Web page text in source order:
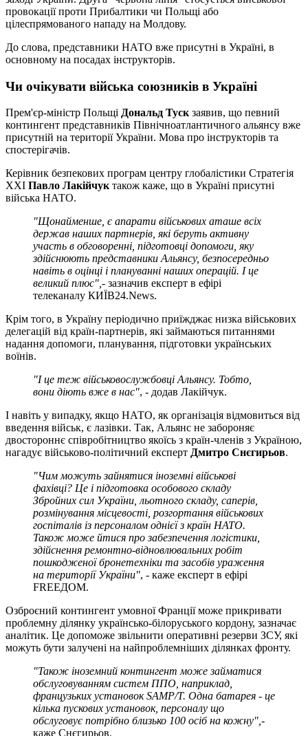
провокації проти Прибалтики чи Польщі або
цілеспрямованого нападу на Молдову.
До слова, представники НАТО вже присутні в Україні, в
основному на посадах інструкторів.
Чи очікувати війська союзників в Україні
Прем'єр-міністр Польщі Дональд Туск заявив, що певний
контингент представників Північноатлантичного альянсу вже
присутній на території України. Мова про інструкторів та
спостерігачів.
Керівник безпекових програм центру глобалістики Стратегія
ХХІ Павло Лакійчук також каже, що в Україні присутні
війська НАТО.
"Щонайменше, є апарати військових аташе всіх
держав наших партнерів, які беруть активну
участь в обговоренні, підготовці допомоги, яку
здійснюють представники Альянсу, безпосередньо
навіть в оцінці і плануванні наших операцій. І це
великий плюс", - зазначив експерт в ефірі
телеканалу КИЇВ24.News.
Крім того, в Україну періодично приїжджає низка військових
делегацій від країн-партнерів, які займаються питаннями
надання допомоги, планування, підготовки українських
воїнів.
"І це теж військовослужбовці Альянсу. Тобто,
вони діють вже в нас", - додав Лакійчук.
І навіть у випадку, якщо НАТО, як організація відмовиться від
введення військ, є лазівки. Так, Альянс не забороняє
двостороннє співробітництво якоїсь з країн-членів з Україною,
нагадує військово-політичний експерт Дмитро Снєгирьов.
"Чим можуть зайнятися іноземні військові
фахівці? Це і підготовка особового складу
Збройних сил України, льотного складу, саперів,
розмінування місцевості, розгортання військових
госпіталів із персоналом однієї з країн НАТО.
Також може йтися про забезпечення логістики,
здійснення ремонтно-відновлювальних робіт
пошкодженої бронетехніки та засобів ураження
на території України", - каже експерт в ефірі
FREEДОМ.
Озброєний контингент умовної Франції може прикривати
проблемну ділянку українсько-білоруського кордону, зазначає
аналітик. Це допоможе звільнити оперативні резерви ЗСУ, які
можуть бути залучені на найпроблемніших ділянках фронту.
"Також іноземний контингент може займатися
обслуговуванням систем ППО, наприклад,
французьких установок SAMP/Т. Одна батарея - це
кілька пускових установок, персоналу що
обслуговує потрібно близько 100 осіб на кожну", -
каже Снєгирьов.